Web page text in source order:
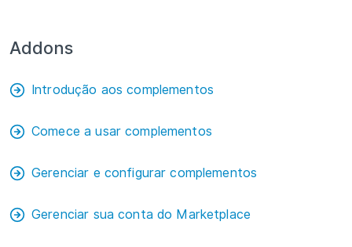
Addons
Introdução aos complementos
Comece a usar complementos
Gerenciar e configurar complementos
Gerenciar sua conta do Marketplace